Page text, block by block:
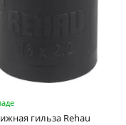
гильза Rehau